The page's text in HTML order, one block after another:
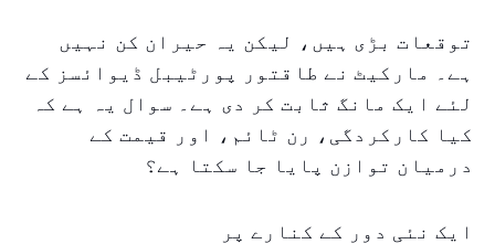
توقعات بڑی ہیں، لیکن یہ حیران کن نہیں
ہے۔ مارکیٹ نے طاقتور پورٹیبل ڈیوائسز کے
لئے ایک مانگ ثابت کر دی ہے۔ سوال یہ ہے کہ
کیا کارکردگی، رن ٹائم، اور قیمت کے
درمیان توازن پایا جا سکتا ہے؟
ایک نئی دور کے کنارے پر